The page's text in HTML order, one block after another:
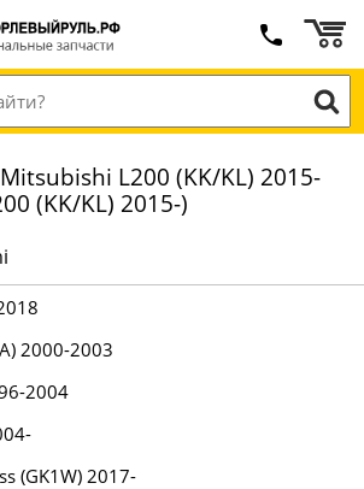
L200 (KK/KL) 2015-
(KK/KL) 2015-)
2000-2003
2004
(GK1W) 2017-